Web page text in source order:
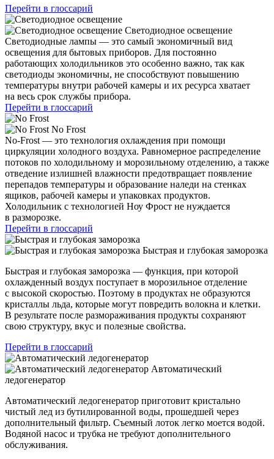
Перейти в глоссарий
Светодиодное освещение
Светодиодные лампы — это самый экономичный вид
освещения для бытовых приборов. Для постоянно
работающих холодильников это особенно важно, так как
светодиоды экономичны, не способствуют повышению
температуры внутри рабочей камеры и их ресурса хватает
на весь срок службы прибора.
Перейти в глоссарий
No Frost
No-Frost — это технология охлаждения при помощи
циркуляции холодного воздуха. Равномерное распределение
потоков по холодильному и морозильному отделению, а также
отведение излишней влажности предотвращает появление
перепадов температуры и образование наледи на стенках
ящиков, рабочей камеры и упаковках продуктов.
Холодильник с технологией Ноу Фрост не нуждается
в разморозке.
Перейти в глоссарий
Быстрая и глубокая заморозка
Быстрая и глубокая заморозка — функция, при которой
охлажденный воздух поступает в морозильное отделение
с высокой скоростью. Поэтому в продуктах не образуются
кристаллы льда, которые могут повредить волокна и клетки.
В результате после размораживания продукты сохраняют
свою структуру, вкус и полезные свойства.
Перейти в глоссарий
Автоматический
ледогенератор
Автоматический ледогенератор приготовит кристально
чистый лед из бутилированной воды, прошедшей через
дополнительный фильтр. Съемный лоток легко моется водой.
Водяной насос и трубка не требуют дополнительного
обслуживания.